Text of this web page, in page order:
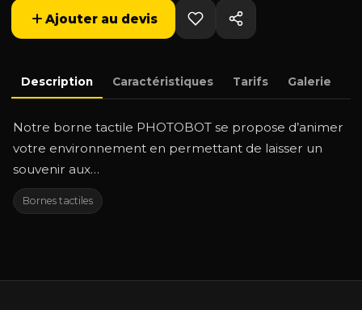
Ajouter au devis
Description Caractéristiques Tarifs Galerie
Notre borne tactile PHOTOBOT se propose d’animer
votre environnement en permettant de laisser un
souvenir aux…
Bornes tactiles